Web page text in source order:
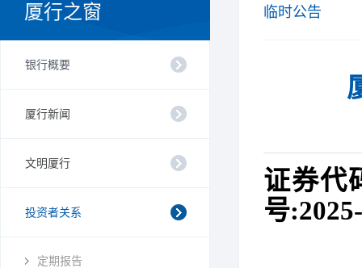
厦行之窗
银行概要
厦行新闻
文明厦行
投资者关系
定期报告
临时公告
证券代
号:2025-